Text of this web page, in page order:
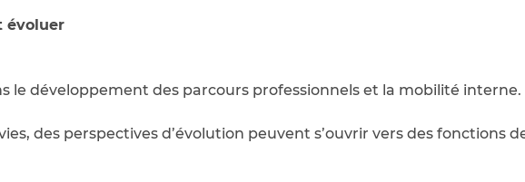
évoluer
le développement des parcours professionnels et la mobilité interne.
des perspectives d’évolution peuvent s’ouvrir vers des fonctions